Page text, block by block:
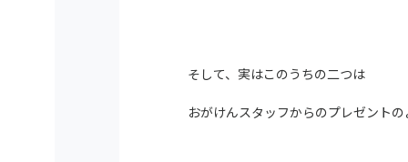
そして、実はこのうちの二つは
おがけんスタッフからのプレゼントの